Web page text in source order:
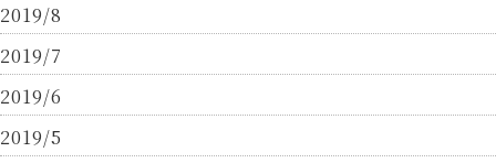
2019/8
2019/7
2019/6
2019/5